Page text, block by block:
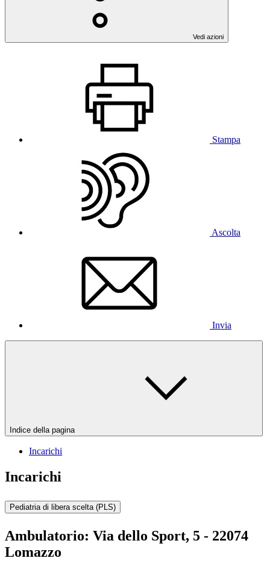
Vedi azioni
Stampa
Ascolta
Invia
Indice della pagina
Incarichi
Incarichi
Pediatria di libera scelta (PLS)
Ambulatorio: Via dello Sport, 5 - 22074
Lomazzo